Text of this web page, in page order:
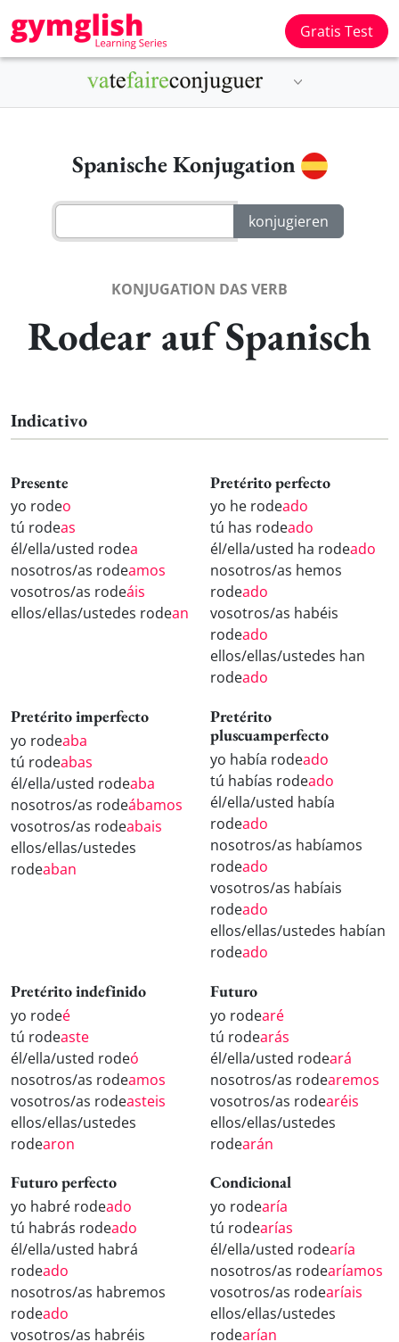
Gratis Test
Spanische Konjugation
KONJUGATION DAS VERB
Rodear auf Spanisch
Indicativo
Presente
yo rodeo
tú rodeas
él/ella/usted rodea
nosotros/as rodeamos
vosotros/as rodeáis
ellos/ellas/ustedes rodean
Pretérito perfecto
yo he rodeado
tú has rodeado
él/ella/usted ha rodeado
nosotros/as hemos
rodeado
vosotros/as habéis
rodeado
ellos/ellas/ustedes han
rodeado
Pretérito imperfecto
yo rodeaba
tú rodeabas
él/ella/usted rodeaba
nosotros/as rodeábamos
vosotros/as rodeabais
ellos/ellas/ustedes
rodeaban
Pretérito
pluscuamperfecto
yo había rodeado
tú habías rodeado
él/ella/usted había
rodeado
nosotros/as habíamos
rodeado
vosotros/as habíais
rodeado
ellos/ellas/ustedes habían
rodeado
Pretérito indefinido
yo rodeé
tú rodeaste
él/ella/usted rodeó
nosotros/as rodeamos
vosotros/as rodeasteis
ellos/ellas/ustedes
rodearon
Futuro
yo rodearé
tú rodearás
él/ella/usted rodeará
nosotros/as rodearemos
vosotros/as rodearéis
ellos/ellas/ustedes
rodearán
Futuro perfecto
yo habré rodeado
tú habrás rodeado
él/ella/usted habrá
rodeado
nosotros/as habremos
rodeado
vosotros/as habréis
Condicional
yo rodearía
tú rodearías
él/ella/usted rodearía
nosotros/as rodearíamos
vosotros/as rodearíais
ellos/ellas/ustedes
rodearían